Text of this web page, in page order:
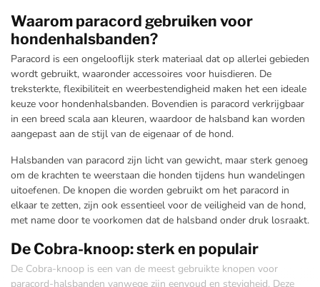
Waarom paracord gebruiken voor
hondenhalsbanden?
Paracord is een ongelooflijk sterk materiaal dat op allerlei gebieden
wordt gebruikt, waaronder accessoires voor huisdieren. De
treksterkte, flexibiliteit en weerbestendigheid maken het een ideale
keuze voor hondenhalsbanden. Bovendien is paracord verkrijgbaar
in een breed scala aan kleuren, waardoor de halsband kan worden
aangepast aan de stijl van de eigenaar of de hond.
Halsbanden van paracord zijn licht van gewicht, maar sterk genoeg
om de krachten te weerstaan die honden tijdens hun wandelingen
uitoefenen. De knopen die worden gebruikt om het paracord in
elkaar te zetten, zijn ook essentieel voor de veiligheid van de hond,
met name door te voorkomen dat de halsband onder druk losraakt.
De Cobra-knoop: sterk en populair
De Cobra-knoop is een van de meest gebruikte knopen voor
paracord-halsbanden vanwege zijn eenvoud en stevigheid. Deze